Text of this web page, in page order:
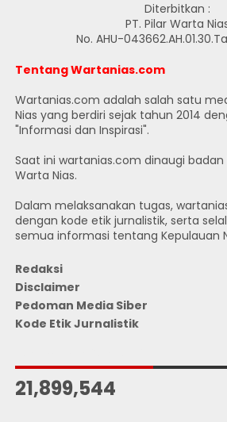
Diterbitkan :
PT. Pilar Warta
No. AHU-
Tentang Wartanias.com
Wartanias.com adalah salah satu
Nias yang berdiri sejak tahun 2014
"Informasi dan Inspirasi".
Saat ini wartanias.com dinaugi badan
Warta Nias.
Dalam melaksanakan tugas,
dengan kode etik jurnalistik, serta
semua informasi tentang Kepulauan
Redaksi
Disclaimer
Pedoman Media Siber
Kode Etik Jurnalistik
21,899,544